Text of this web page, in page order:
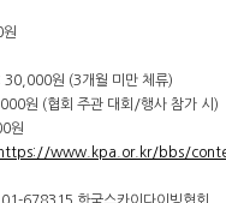
30,000원 (3개월 미만 체류)
원 (협회 주관 대회/행사 참가 시)
원
https://www.kpa.or.kr/bbs/